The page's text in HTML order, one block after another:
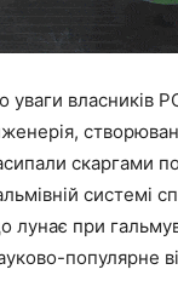
уваги власників
скаргами
системі
лунає при
популярне